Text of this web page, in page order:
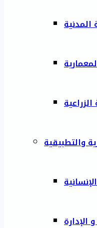
والتطبيقية
الإدارة